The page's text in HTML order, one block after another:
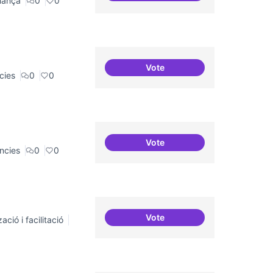
0 0
VoteResidències i governança
0 0
VoteResidències d'èxit
i facilitació VoteRepositori de coneixement